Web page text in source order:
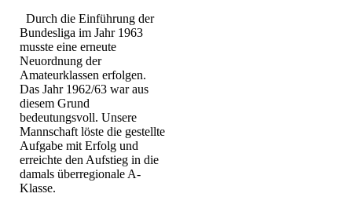
Durch die Einführung der
Bundesliga im Jahr 1963
musste eine erneute
Neuordnung der
Amateurklassen erfolgen.
Das Jahr 1962/63 war aus
diesem Grund
bedeutungsvoll. Unsere
Mannschaft löste die gestellte
Aufgabe mit Erfolg und
erreichte den Aufstieg in die
damals überregionale A-
Klasse.